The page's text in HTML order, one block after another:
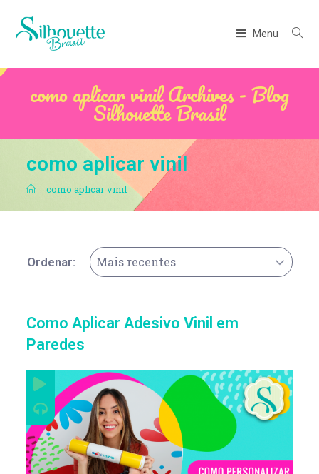
Menu
como aplicar vinil Archives - Blog
Silhouette Brasil
como aplicar vinil
. como aplicar vinil
Ordenar: Mais recentes
Como Aplicar Adesivo Vinil em
Paredes